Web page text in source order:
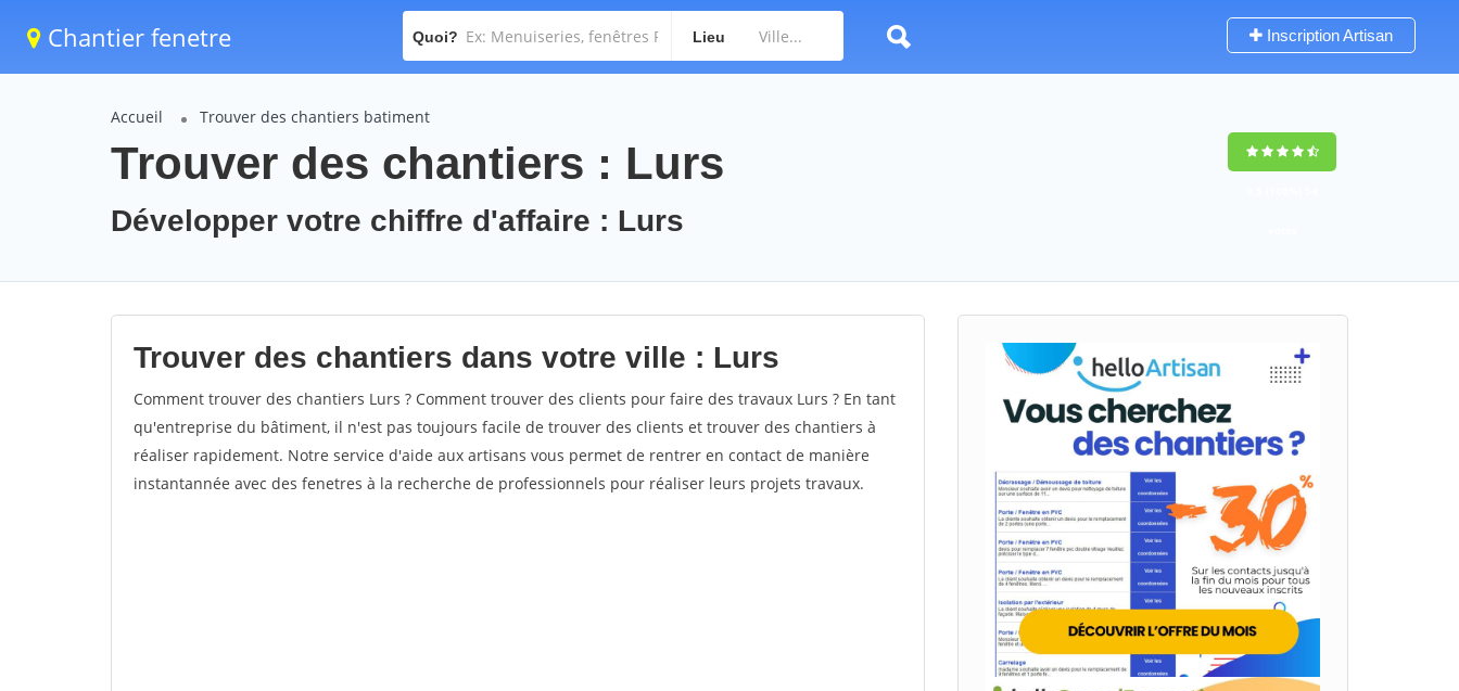
Chantier fenetre Quoi? Lieu Inscription Artisan
Accueil Trouver des chantiers batiment
Trouver des chantiers : Lurs
Développer votre chiffre d'affaire : Lurs
Trouver des chantiers dans votre ville : Lurs
Comment trouver des chantiers Lurs ? Comment trouver des clients pour faire des travaux Lurs ? En tant
qu'entreprise du bâtiment, il n'est pas toujours facile de trouver des clients et trouver des chantiers à
réaliser rapidement. Notre service d'aide aux artisans vous permet de rentrer en contact de manière
instantannée avec des fenetres à la recherche de professionnels pour réaliser leurs projets travaux.